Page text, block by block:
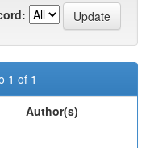
1 of 1
Author(s)